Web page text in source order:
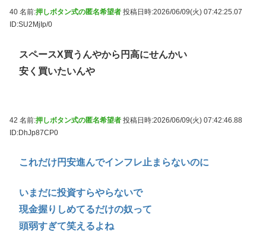
40 名前:押しボタン式の匿名希望者 投稿日時:2026/06/09(火) 07:42:25.07
ID:SU2MjIp/0
スペースX買うんやから円高にせんかい
安く買いたいんや
42 名前:押しボタン式の匿名希望者 投稿日時:2026/06/09(火) 07:42:46.88
ID:DhJp87CP0
これだけ円安進んでインフレ止まらないのに
いまだに投資すらやらないで
現金握りしめてるだけの奴って
頭弱すぎて笑えるよね